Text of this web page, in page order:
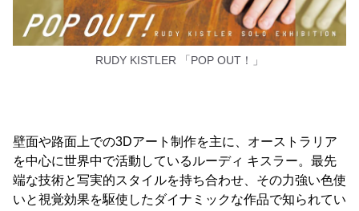
RUDY KISTLER 「POP OUT！」
壁面や路面上での3Dアート制作を主に、オーストラリア
を中心に世界中で活動しているルーディ キスラー。最先
端な技術と写実的スタイルを持ち合わせ、その力強い色使
いと視覚効果を駆使したダイナミックな作品で知られてい